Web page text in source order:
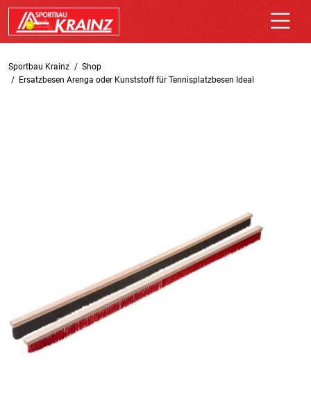
Sportbau Krainz
Shop
Ersatzbesen Arenga oder Kunststoff für Tennisplatzbesen Ideal